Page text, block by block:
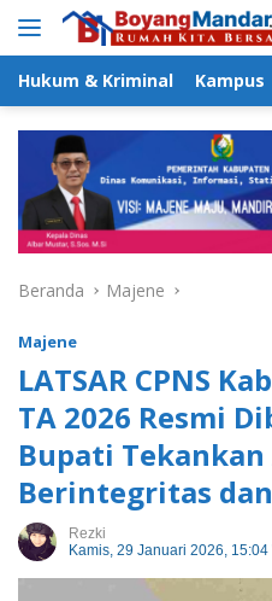
Langsung
Hukum & Kriminal Kampus
Beranda Majene
Majene
LATSAR CPNS
TA 2026 Resmi
Bupati Tekankan
Berintegritas
Rezki
Kamis, 29 Januari 2026, 15:04